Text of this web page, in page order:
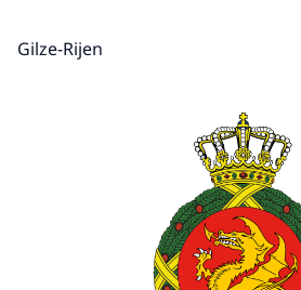
Gilze-Rijen